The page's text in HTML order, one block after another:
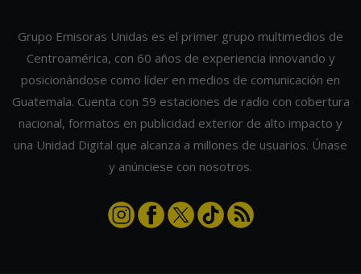
Grupo Emisoras Unidas es el primer grupo multimedios de
Centroamérica, con 60 años de experiencia innovando y
posicionándose como líder en medios de comunicación en
Guatemala. Cuenta con 59 estaciones de radio con cobertura
nacional, formatos en publicidad exterior de alto impacto y
una Unidad Digital que alcanza a millones de usuarios. Únase
y anúnciese con nosotros.